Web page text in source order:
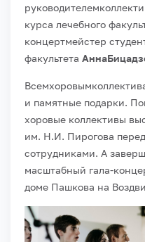
курса лечебного
концертмейстер
факультета
и памятные подарки.
хоровые коллективы
им. Н.И. Пирогова
сотрудниками. А
масштабный гала-
доме Пашкова на